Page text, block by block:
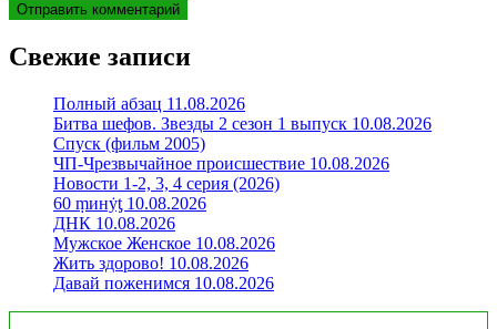
Свежие записи
Полный абзац 11.08.2026
Битва шефов. Звезды 2 сезон 1 выпуск 10.08.2026
Спуск (фильм 2005)
ЧП-Чрезвычайное происшествие 10.08.2026
Новости 1-2, 3, 4 серия (2026)
60 ṃинẏƫ 10.08.2026
ДНК 10.08.2026
Мужское Женское 10.08.2026
Жить здорово! 10.08.2026
Давай поженимся 10.08.2026